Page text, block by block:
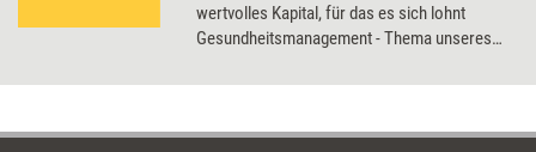
wertvolles Kapital, für das es sich lohnt
Gesundheitsmanagement - Thema unseres